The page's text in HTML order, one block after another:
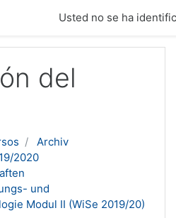
Usted no se ha
del
Archiv
2020
und
Modul II (WiSe 2019/20)